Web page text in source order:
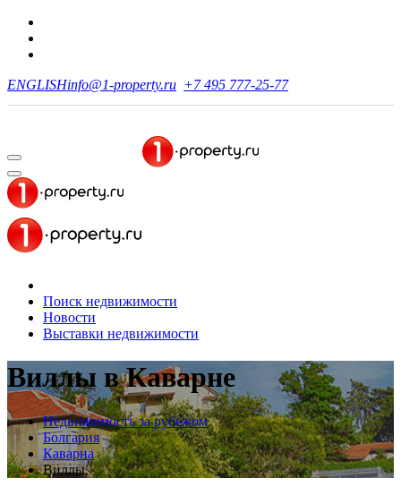
ENGLISHinfo@1-property.ru +7 495 777-25-77
Поиск недвижимости
Новости
Выставки недвижимости
Виллыв Каварне
Недвижимость за рубежом
Болгария
Каварна
Виллы